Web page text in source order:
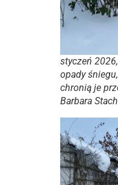
styczeń
opady
chronią je
Barbara